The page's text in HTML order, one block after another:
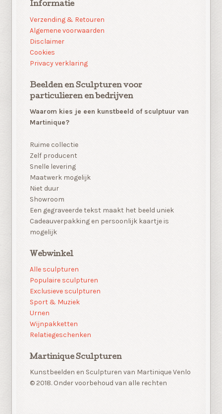
Informatie
Verzending & Retouren
Algemene voorwaarden
Disclaimer
Cookies
Privacy verklaring
Beelden en Sculpturen voor
particulieren en bedrijven
Waarom kies je een kunstbeeld of sculptuur van
Martinique?
Ruime collectie
Zelf producent
Snelle levering
Maatwerk mogelijk
Niet duur
Showroom
Een gegraveerde tekst maakt het beeld uniek
Cadeauverpakking en persoonlijk kaartje is
mogelijk
Webwinkel
Alle sculpturen
Populaire sculpturen
Exclusieve sculpturen
Sport & Muziek
Urnen
Wijnpakketten
Relatiegeschenken
Martinique Sculpturen
Kunstbeelden en Sculpturen van Martinique Venlo
© 2018. Onder voorbehoud van alle rechten